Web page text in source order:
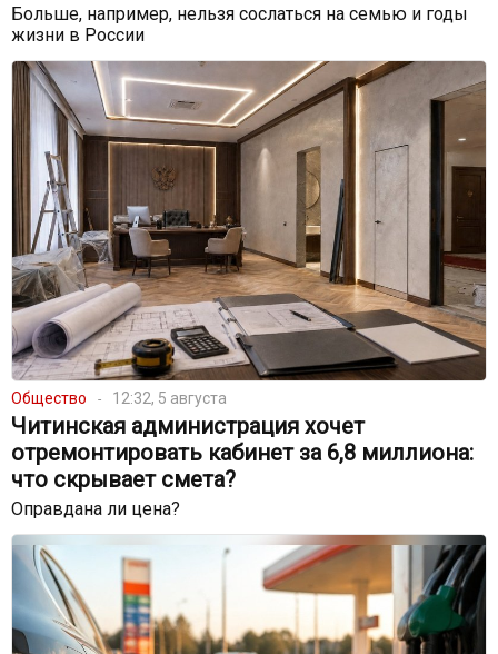
Больше, например, нельзя сослаться на семью и годы
жизни в России
Общество 12:32, 5 августа
Читинская администрация хочет
отремонтировать кабинет за 6,8 миллиона:
что скрывает смета?
Оправдана ли цена?